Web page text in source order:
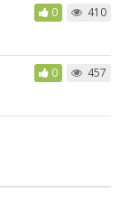
0 410
0 457